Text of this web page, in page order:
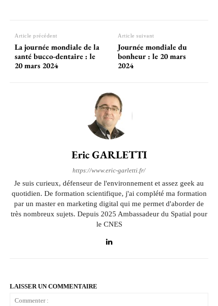
Article précédent
La journée mondiale de la
santé bucco-dentaire : le
20 mars 2024
Article suivant
Journée mondiale du
bonheur : le 20 mars
2024
Eric GARLETTI
https://www.eric-garletti.fr/
Je suis curieux, défenseur de l'environnement et assez geek au
quotidien. De formation scientifique, j'ai complété ma formation
par un master en marketing digital qui me permet d'aborder de
très nombreux sujets. Depuis 2025 Ambassadeur du Spatial pour
le CNES
LAISSER UN COMMENTAIRE